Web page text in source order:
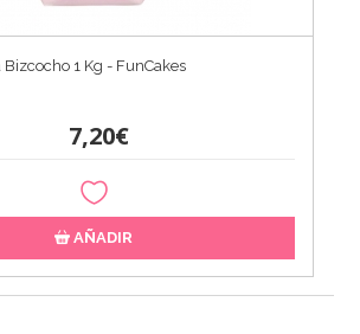
1 Kg - FunCakes
7,20€
AÑADIR